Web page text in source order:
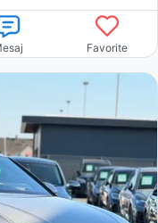
Favorite